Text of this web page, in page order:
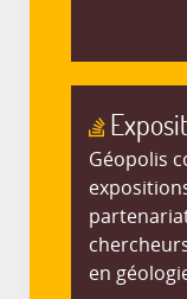
Géopolis
en